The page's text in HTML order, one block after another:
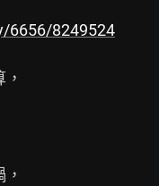
6656/8249524